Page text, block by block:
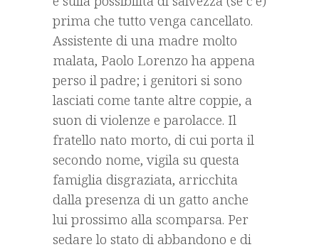
prima che tutto venga cancellato.
Assistente di una madre molto
malata, Paolo Lorenzo ha appena
perso il padre; i genitori si sono
lasciati come tante altre coppie, a
suon di violenze e parolacce. Il
fratello nato morto, di cui porta il
secondo nome, vigila su questa
famiglia disgraziata, arricchita
dalla presenza di un gatto anche
lui prossimo alla scomparsa. Per
sedare lo stato di abbandono e di